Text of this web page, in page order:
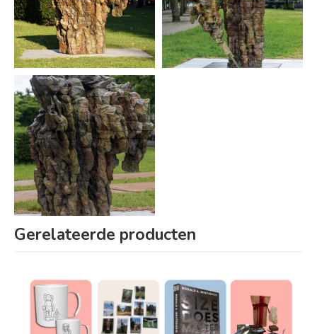
Gerelateerde producten